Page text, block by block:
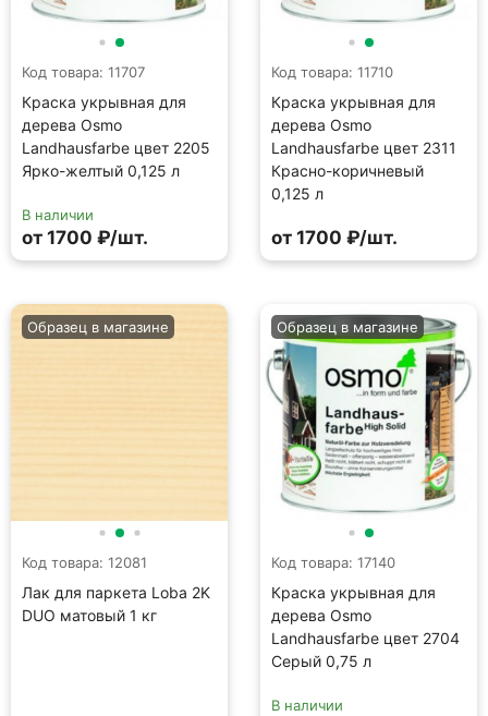
Код товара: 11707
Краска укрывная для
дерева Osmo
Landhausfarbe цвет 2205
Ярко-желтый 0,125 л
В наличии
от 1700 ₽/шт.
Код товара: 11710
Краска укрывная для
дерева Osmo
Landhausfarbe цвет 2311
Красно-коричневый
0,125 л
от 1700 ₽/шт.
Код товара: 12081
Лак для паркета Loba 2K
DUO матовый 1 кг
Образец в магазине
Код товара: 17140
Краска укрывная для
дерева Osmo
Landhausfarbe цвет 2704
Серый 0,75 л
Образец в магазине
В наличии